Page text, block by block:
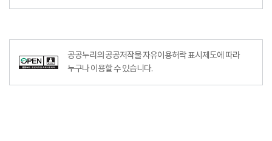
공공누리의 공공저작물 자유이용허락 표시제도에 따라
누구나 이용할 수 있습니다.